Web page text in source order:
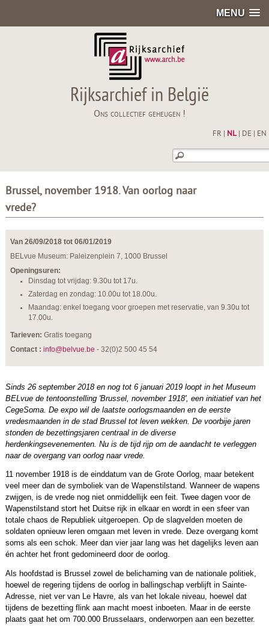
MENU
Rijksarchief in België
Ons collectief geheugen !
FR NL| DE EN
Brussel, november 1918. Van oorlog naar
vrede?
Van 26/09/2018 tot 06/01/2019
BELvue Museum: Paleizenplein 7, 1000 Brussel
Openingsuren:
Dinsdag tot vrijdag: 9.30u tot 17u.
Zaterdag en zondag: 10.00u tot 18.00u.
Maandag: enkel toegang voor groepen met reservatie, van 9.30u tot
17.00u.
Tarieven: Gratis toegang
Contact : info@belvue.be - 32(0)2 500 45 54
Sinds 26 september 2018 en nog tot 6 januari 2019 loopt in het Museum
BELvue de tentoonstelling 'Brussel, november 1918', een initiatief van het
CegeSoma. De expo wil de laatste oorlogsmaanden en de eerste
vredesmaanden in de stad Brussel tot leven wekken. De voorbije jaren
stonden de bezettingsjaren centraal in de diverse
herdenkingsevenementen. Nu is de tijd rijp om de aandacht te verleggen
naar de overgang van oorlog naar vrede.
11 november 1918 is de einddatum van de Grote Oorlog, maar betekent
veel meer dan de symboliek van de Wapenstilstand. Wanneer de wapens
zwijgen, is de vrede nog niet onmiddellijk een feit. Twee dagen voor de
Wapenstilstand stort het Duitse rijk in elkaar en wordt in een sfeer van
totale chaos de Republiek uitgeroepen. Op de slagvelden moeten de
soldaten opnieuw leren omgaan met leven in vrede. Deze overgang komt
soms als een schok. Meer dan vier jaar lang was het dagelijks leven aan
én achter het front gedomineerd door de oorlog.
Als hoofdstad is Brussel zowel de belichaming van de nationale politiek,
hoewel de regering tijdens de oorlog in ballingschap verblijft in Sainte-
Adresse, niet ver van Le Havre, als van het lokale niveau, hoewel dat
tijdens de bezetting flink aan macht moest inboeten. Maar in de eerste
plaats gaat het om 700.000 Brusselaars, onderworpen aan een bezetter.